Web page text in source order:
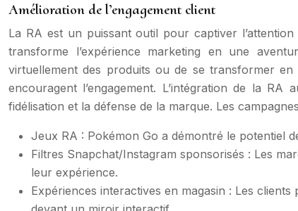
Amélioration de l’engagement client
La RA est un puissant outil pour captiver
transforme l’expérience marketing en une
virtuellement des produits ou de se transformer
encouragent l’engagement. L’intégration de la
fidélisation et la défense de la marque. Les
Jeux RA : Pokémon Go a démontré le potentiel
Filtres Snapchat/Instagram sponsorisés : Les
leur expérience.
Expériences interactives en magasin : Les